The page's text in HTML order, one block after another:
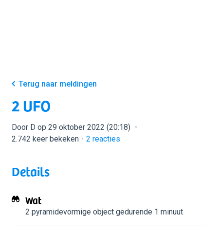
Terug naar meldingen
2 UFO
Door D op 29 oktober 2022 (20:18)
2.742 keer bekeken
2 reacties
Details
Wat
2 pyramidevormige object gedurende 1 minuut